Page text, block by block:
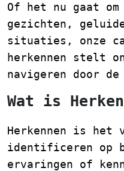
Of het nu gaat om
gezichten,
situaties, onze
herkennen stelt
navigeren door de
Wat is
Herkennen is het
identificeren op
ervaringen of